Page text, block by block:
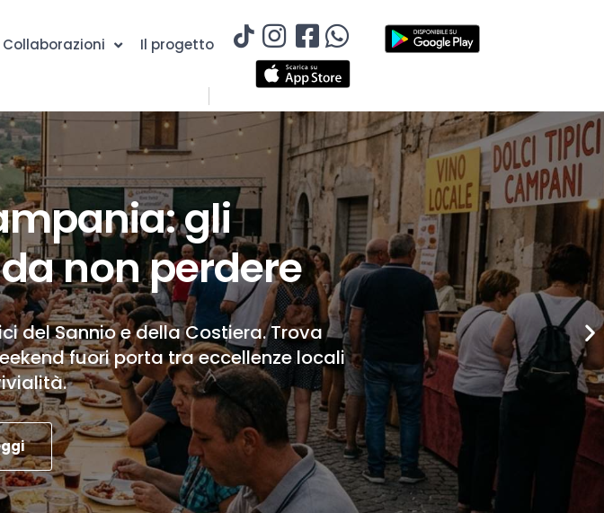
Collaborazioni Il progetto
gli
non perdere
del Sannio e della Costiera. Trova
fuori porta tra eccellenze locali